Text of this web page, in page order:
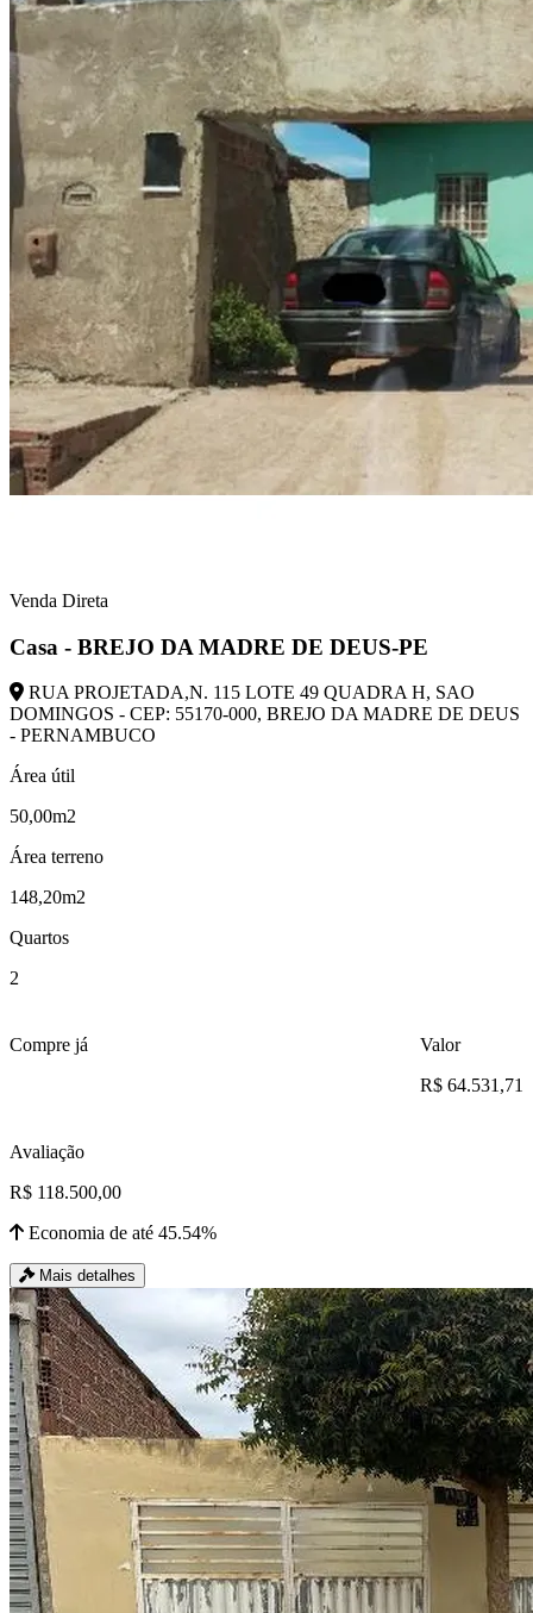
Venda Direta
Casa - BREJO DA MADRE DE DEUS-PE
RUA PROJETADA,N. 115 LOTE 49 QUADRA H, SAO
DOMINGOS - CEP: 55170-000, BREJO DA MADRE DE DEUS
- PERNAMBUCO
Área útil
50,00m2
Área terreno
148,20m2
Quartos
2
Compre já
Valor
R$ 64.531,71
Avaliação
R$ 118.500,00
Economia de até 45.54%
Mais detalhes